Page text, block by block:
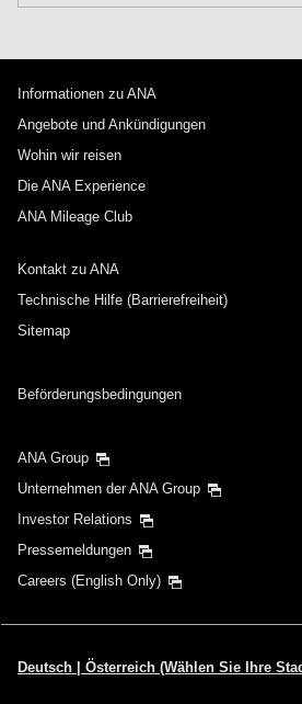
Tarifart nicht angegeben
Abflugdatum und Zeitfenster
Wählen Sie das Datum aus
Keine angegebenen Zeiten
Transitflughäfen und Uhrzeit
hinzufügen
Rückreise
Wählen Sie das Datum aus
Keine angegebenen Zeiten
Transitflughäfen und Uhrzeit
suchen
Informationen zu ANA
Angebote und Ankündigungen
Wohin wir reisen
Die ANA Experience
ANA Mileage Club
Kontakt zu ANA
Technische Hilfe (Barrierefreiheit)
Sitemap
Beförderungsbedingungen
ANA Group
Unternehmen der ANA Group
Investor Relations
Pressemeldungen
Careers (English Only)
Deutsch | Österreich (Wählen Sie Ihre